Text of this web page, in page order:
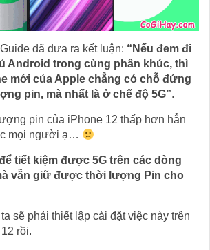
đã đưa ra kết luận: “Nếu đem đi
Android trong cùng phân khúc, thì
mới của Apple chẳng có chỗ đứng
pin, mà nhất là ở chế độ 5G”.
pin của iPhone 12 thấp hơn hẳn
mọi người ạ…
tiết kiệm được 5G trên các dòng
vẫn giữ được thời lượng Pin cho
sẽ phải thiết lập cài đặt việc này trên
rồi.